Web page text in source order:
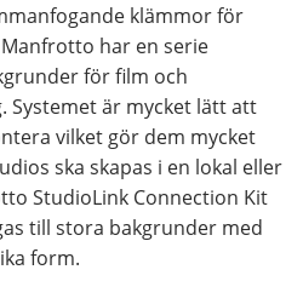
klämmor för
har en serie
för film och
Systemet är mycket lätt att
vilket gör dem mycket
ska skapas i en lokal eller
StudioLink Connection Kit
till stora bakgrunder med
form.